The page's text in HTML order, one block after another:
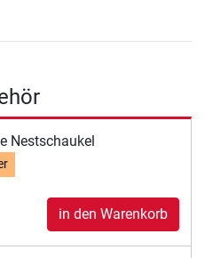
Nestschaukel
in den Warenkorb